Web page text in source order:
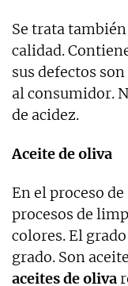
Se trata
calidad.
sus defectos
al consumidor.
de acidez.
Aceite de oliva
En el proceso
procesos de
colores. El
grado. Son
aceites de oliva